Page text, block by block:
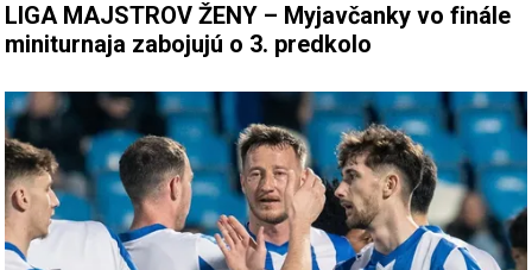
LIGA MAJSTROV ŽENY – Myjavčanky vo finále
miniturnaja zabojujú o 3. predkolo